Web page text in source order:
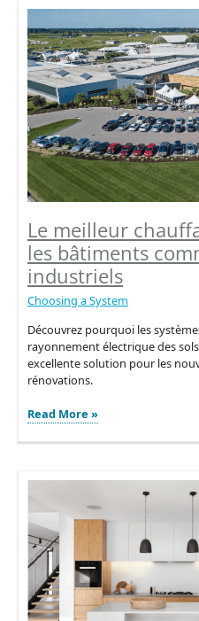
partir
du
sol
ou
plinthes
chauffantes
:
Quelle
est
la
différence
?
Le meilleur
les bâtiments
industriels
Choosing a System
Découvrez pourquoi les
rayonnement électrique des
excellente solution pour les
rénovations.
Le
chauffage
le
pour
les
bâtiments
commerciaux
industriels
Read More »